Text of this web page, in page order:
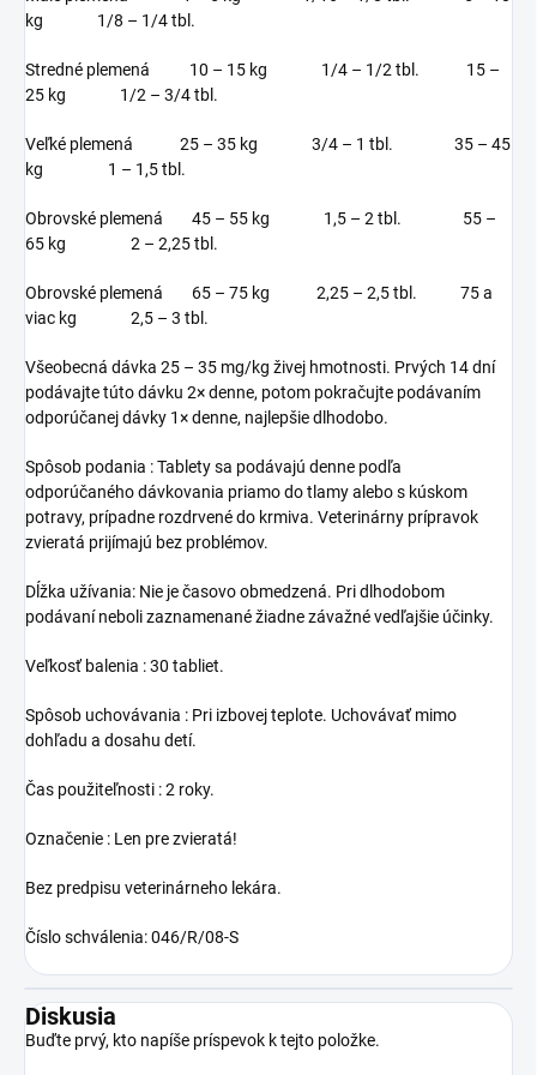
kg 1/8 – 1/4 tbl.
Stredné plemená 10 – 15 kg 1/4 – 1/2 tbl. 15 –
25 kg 1/2 – 3/4 tbl.
Veľké plemená 25 – 35 kg 3/4 – 1 tbl. 35 – 45
kg 1 – 1,5 tbl.
Obrovské plemená 45 – 55 kg 1,5 – 2 tbl. 55 –
65 kg 2 – 2,25 tbl.
Obrovské plemená 65 – 75 kg 2,25 – 2,5 tbl. 75 a
viac kg 2,5 – 3 tbl.
Všeobecná dávka 25 – 35 mg/kg živej hmotnosti. Prvých 14 dní
podávajte túto dávku 2× denne, potom pokračujte podávaním
odporúčanej dávky 1× denne, najlepšie dlhodobo.
Spôsob podania : Tablety sa podávajú denne podľa
odporúčaného dávkovania priamo do tlamy alebo s kúskom
potravy, prípadne rozdrvené do krmiva. Veterinárny prípravok
zvieratá prijímajú bez problémov.
Dĺžka užívania: Nie je časovo obmedzená. Pri dlhodobom
podávaní neboli zaznamenané žiadne závažné vedľajšie účinky.
Veľkosť balenia : 30 tabliet.
Spôsob uchovávania : Pri izbovej teplote. Uchovávať mimo
dohľadu a dosahu detí.
Čas použiteľnosti : 2 roky.
Označenie : Len pre zvieratá!
Bez predpisu veterinárneho lekára.
Číslo schválenia: 046/R/08-S
Diskusia
Buďte prvý, kto napíše príspevok k tejto položke.